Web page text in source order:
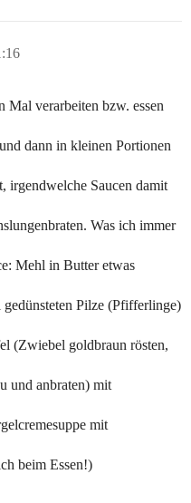
Mal verarbeiten bzw. essen
dann in kleinen Portionen
irgendwelche Saucen damit
Was ich immer
Mehl in Butter etwas
Pilze (Pfifferlinge)
(Zwiebel goldbraun rösten,
und anbraten) mit
mit
beim Essen!)